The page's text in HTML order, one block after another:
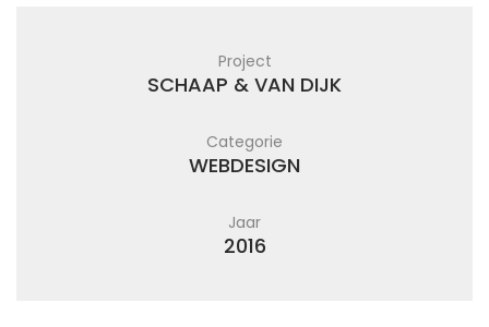
Project
SCHAAP & VAN DIJK
Categorie
WEBDESIGN
Jaar
2016